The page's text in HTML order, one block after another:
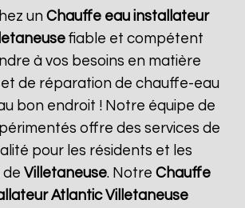
un Chauffe eau installateur
fiable et compétent
à vos besoins en matière
de réparation de chauffe-eau
bon endroit ! Notre équipe de
offre des services de
pour les résidents et les
de Villetaneuse. Notre Chauffe
Atlantic Villetaneuse